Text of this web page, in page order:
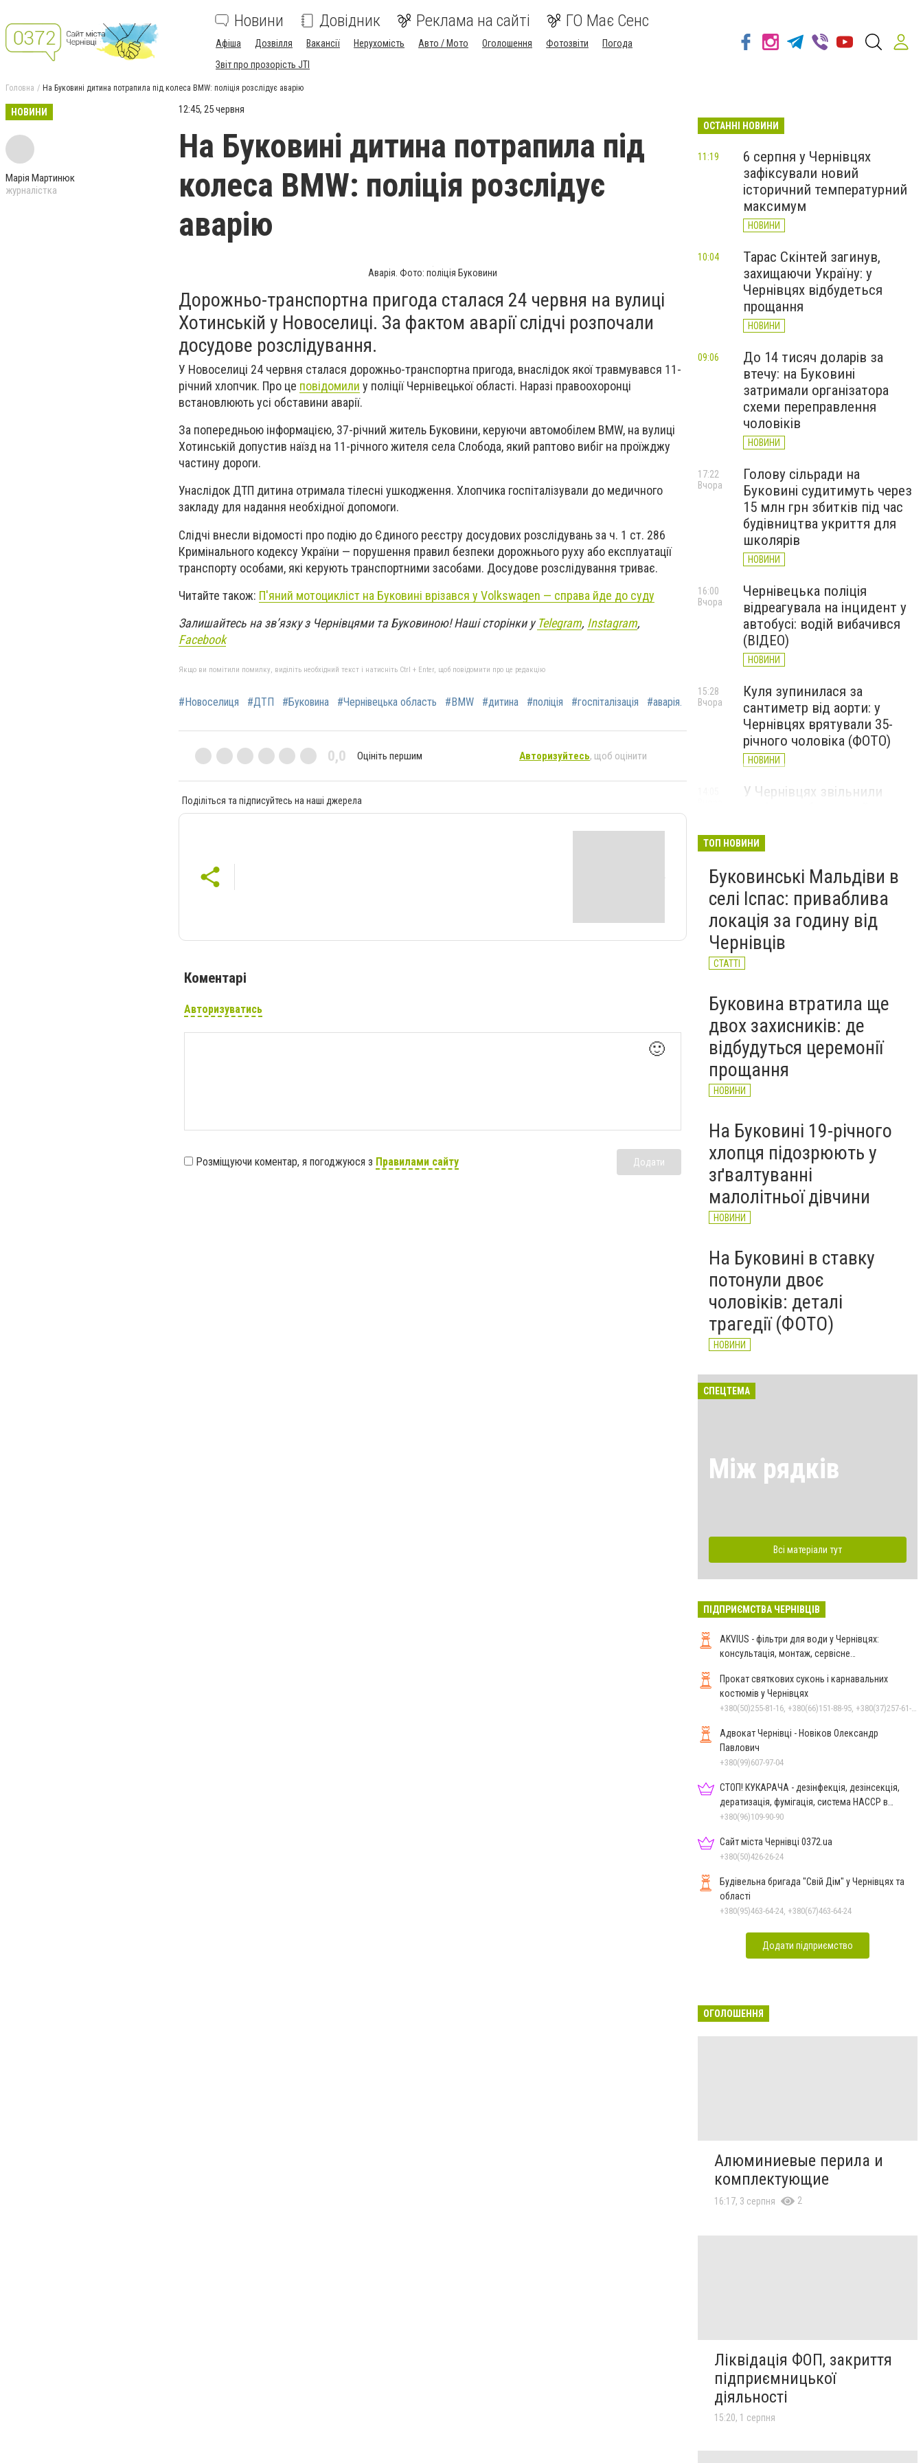
Новини Довідник Реклама на сайті ГО Має Сенс
Афіша Дозвілля Вакансії Нерухомість Авто / Мото Оголошення Фотозвіти
Погода
Звіт про прозорість JTI
Головна На Буковині дитина потрапила під колеса BMW: поліція розслідує аварію
НОВИНИ
Марія Мартинюк
журналістка
12:45, 25 червня
На Буковині дитина потрапила під
колеса BMW: поліція розслідує
аварію
Аварія. Фото: поліція Буковини
Дорожньо-транспортна пригода сталася 24 червня на вулиці
Хотинській у Новоселиці. За фактом аварії слідчі розпочали
досудове розслідування.
У Новоселиці 24 червня сталася дорожньо-транспортна пригода, внаслідок якої травмувався 11-
річний хлопчик. Про це повідомили у поліції Чернівецької області. Наразі правоохоронці
встановлюють усі обставини аварії.
За попередньою інформацією, 37-річний житель Буковини, керуючи автомобілем BMW, на вулиці
Хотинській допустив наїзд на 11-річного жителя села Слобода, який раптово вибіг на проїжджу
частину дороги.
Унаслідок ДТП дитина отримала тілесні ушкодження. Хлопчика госпіталізували до медичного
закладу для надання необхідної допомоги.
Слідчі внесли відомості про подію до Єдиного реєстру досудових розслідувань за ч. 1 ст. 286
Кримінального кодексу України — порушення правил безпеки дорожнього руху або експлуатації
транспорту особами, які керують транспортними засобами. Досудове розслідування триває.
Читайте також: П'яний мотоцикліст на Буковині врізався у Volkswagen — справа йде до суду
Залишайтесь на зв’язку з Чернівцями та Буковиною! Наші сторінки уTelegram, Instagram,
Facebook
Якщо ви помітили помилку, виділіть необхідний текст і натисніть Ctrl + Enter, щоб повідомити про це редакцію
#Новоселиця #ДТП #Буковина #Чернівецька область #BMW #дитина #поліція #госпіталізація #аварія.
0,0 Оцініть першим Авторизуйтесь, щоб оцінити
Поділіться та підписуйтесь на наші джерела
Коментарі
Авторизуватись
🙂
Розміщуючи коментар, я погоджуюся з Правилами сайту Додати
ОСТАННІ НОВИНИ
6 серпня у Чернівцях
зафіксували новий
історичний температурний
максимум
НОВИНИ
11:19
Тарас Скінтей загинув,
захищаючи Україну: у
Чернівцях відбудеться
прощання
НОВИНИ
10:04
До 14 тисяч доларів за
втечу: на Буковині
затримали організатора
схеми переправлення
чоловіків
НОВИНИ
09:06
Голову сільради на
Буковині судитимуть через
15 млн грн збитків під час
будівництва укриття для
школярів
НОВИНИ
17:22
Вчора
Чернівецька поліція
відреагувала на інцидент у
автобусі: водій вибачився
(ВІДЕО)
НОВИНИ
16:00
Вчора
Куля зупинилася за
сантиметр від аорти: у
Чернівцях врятували 35-
річного чоловіка (ФОТО)
НОВИНИ
15:28
Вчора
У Чернівцях звільнили
військових та влаштував
НОВИНИ
У Чернівцях чоловіка
підозрюють у торгівлі
бойовими гранатами
13:22
Вчора
ТОП НОВИНИ
Буковинські Мальдіви в
селі Іспас: приваблива
локація за годину від
Чернівців
СТАТТІ
Буковина втратила ще
двох захисників: де
відбудуться церемонії
прощання
НОВИНИ
На Буковині 19-річного
хлопця підозрюють у
зґвалтуванні
малолітньої дівчини
НОВИНИ
На Буковині в ставку
потонули двоє
чоловіків: деталі
трагедії (ФОТО)
НОВИНИ
СПЕЦТЕМА
Між рядків
Всі матеріали тут
ПІДПРИЄМСТВА ЧЕРНІВЦІВ
AKVIUS - фільтри для води у Чернівцях:
консультація, монтаж, сервісне
Прокат святкових суконь і карнавальних
костюмів у Чернівцях
Адвокат Чернівці - Новіков Олександр
Павлович
+380(99)607-97-04
СТОП! КУКАРАЧА - дезінфекція, дезінсекція,
дератизація, фумігація, система HACCP в
Чернівцях
+380(96)109-90-90
Сайт міста Чернівці 0372.ua
+380(50)426-26-24
Будівельна бригада "Свій Дім" у Чернівцях та
області
+380(95)463-64-24, +380(67)463-64-24
Додати підприємство
ОГОЛОШЕННЯ
Алюминиевые перила и
комплектующие
16:17, 3 серпня 2
Ліквідація ФОП, закриття
підприємницької
діяльності
15:20, 1 серпня